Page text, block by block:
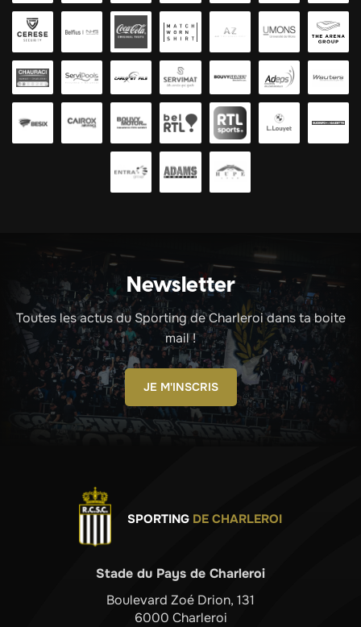
Newsletter
Toutes les actus du Sporting de Charleroi dans ta boite
mail !
JE M'INSCRIS
SPORTING DE CHARLEROI
Stade du Pays de Charleroi
Boulevard Zoé Drion, 131
6000 Charleroi